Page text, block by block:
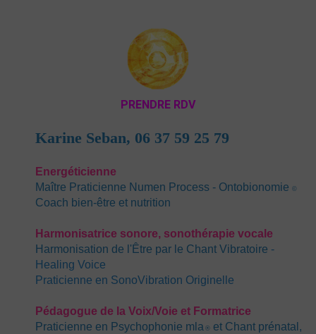
PRENDRE RDV
Karine Seban, 06 37 59 25 79
Energéticienne
Maître Praticienne Numen Process - Ontobionomie ©
Coach bien-être et nutrition
Harmonisatrice sonore, sonothérapie vocale
Harmonisation de l'Être par le Chant Vibratoire -
Healing Voice
Praticienne en SonoVibration Originelle
Pédagogue de la Voix/Voie et Formatrice
Praticienne en Psychophonie mla ® et Chant prénatal,